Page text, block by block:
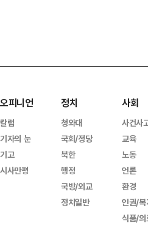
오피니언
칼럼
기자의 눈
기고
시사만평
정치
청와대
국회/정당
북한
행정
국방/외교
정치일반
사회
사건사
교육
노동
언론
환경
인권/복
식품/의